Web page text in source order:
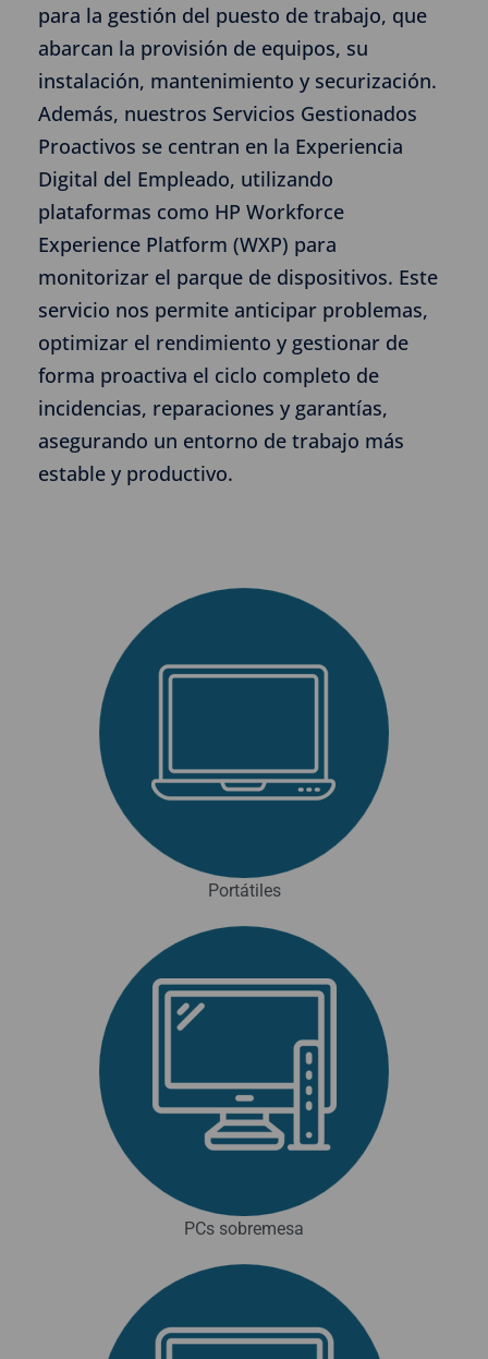
para la gestión del puesto de trabajo, que
abarcan la provisión de equipos, su
instalación, mantenimiento y securización.
Además, nuestros Servicios Gestionados
Proactivos se centran en la Experiencia
Digital del Empleado, utilizando
plataformas como HP Workforce
Experience Platform (WXP) para
monitorizar el parque de dispositivos. Este
servicio nos permite anticipar problemas,
optimizar el rendimiento y gestionar de
forma proactiva el ciclo completo de
incidencias, reparaciones y garantías,
asegurando un entorno de trabajo más
estable y productivo.
Portátiles
PCs sobremesa